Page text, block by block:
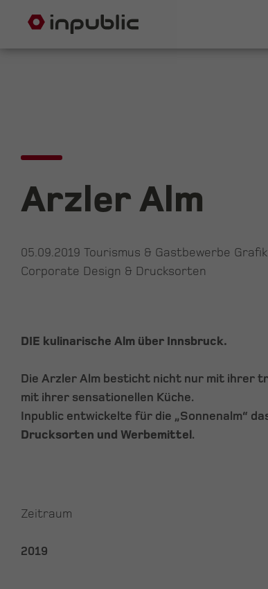
Arzler Alm
05.09.2019 Tourismus & Gastbewerbe Grafik
Corporate Design & Drucksorten
DIE kulinarische Alm über Innsbruck.
Die Arzler Alm besticht nicht nur mit ihrer
mit ihrer sensationellen Küche.
Inpublic entwickelte für die „Sonnenalm“
Drucksorten und Werbemittel.
Zeitraum
2019